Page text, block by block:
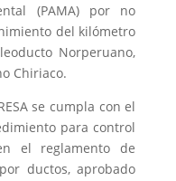
(PAMA) por no
del kilómetro
Norperuano,
Chiriaco.
se cumpla con el
para control
el reglamento de
ductos, aprobado